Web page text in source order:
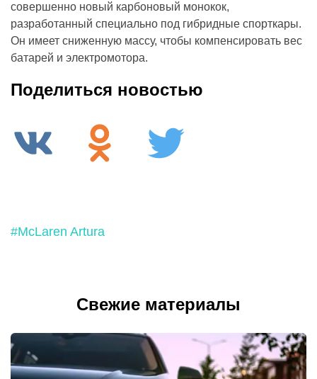
совершенно новый карбоновый монокок,
разработанный специально под гибридные спорткары.
Он имеет сниженную массу, чтобы компенсировать вес
батарей и электромотора.
Поделиться новостью
#McLaren Artura
Свежие материалы